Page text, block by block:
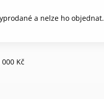
a nelze ho
Kč